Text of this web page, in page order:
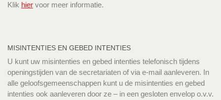
Klik hier voor meer informatie.
MISINTENTIES EN GEBED INTENTIES
U kunt uw misintenties en gebed intenties telefonisch tijdens
openingstijden van de secretariaten of via e-mail aanleveren. In
alle geloofsgemeenschappen kunt u de misintenties en gebed
intenties ook aanleveren door ze – in een gesloten envelop o.v.v.